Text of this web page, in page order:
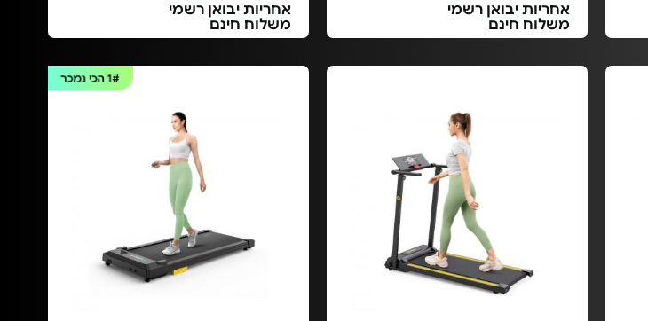
אחריות יבואן רשמי
משלוח חינם
אחריות יבואן רשמי
משלוח חינם
1#הכי נמכר